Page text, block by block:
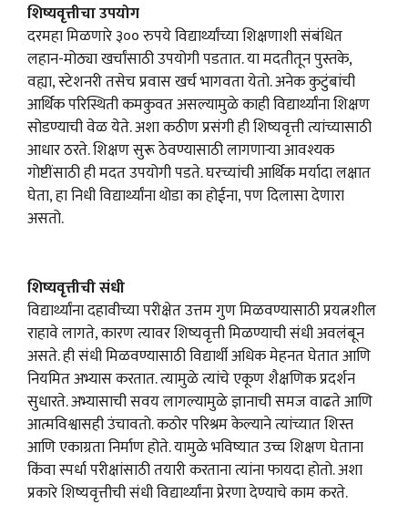
शिष्यवृत्तीचा उपयोग
दरमहा मिळणारे ३०० रुपये विद्यार्थ्यांच्या शिक्षणाशी संबंधित
लहान-मोठ्या खर्चांसाठी उपयोगी पडतात. या मदतीतून पुस्तके,
वह्या, स्टेशनरी तसेच प्रवास खर्च भागवता येतो. अनेक कुटुंबांची
आर्थिक परिस्थिती कमकुवत असल्यामुळे काही विद्यार्थ्यांना शिक्षण
सोडण्याची वेळ येते. अशा कठीण प्रसंगी ही शिष्यवृत्ती त्यांच्यासाठी
आधार ठरते. शिक्षण सुरू ठेवण्यासाठी लागणाऱ्या आवश्यक
गोष्टींसाठी ही मदत उपयोगी पडते. घरच्यांची आर्थिक मर्यादा लक्षात
घेता, हा निधी विद्यार्थ्यांना थोडा का होईना, पण दिलासा देणारा
असतो.
शिष्यवृत्तीची संधी
विद्यार्थ्यांना दहावीच्या परीक्षेत उत्तम गुण मिळवण्यासाठी प्रयत्नशील
राहावे लागते, कारण त्यावर शिष्यवृत्ती मिळण्याची संधी अवलंबून
असते. ही संधी मिळवण्यासाठी विद्यार्थी अधिक मेहनत घेतात आणि
नियमित अभ्यास करतात. त्यामुळे त्यांचे एकूण शैक्षणिक प्रदर्शन
सुधारते. अभ्यासाची सवय लागल्यामुळे ज्ञानाची समज वाढते आणि
आत्मविश्वासही उंचावतो. कठोर परिश्रम केल्याने त्यांच्यात शिस्त
आणि एकाग्रता निर्माण होते. यामुळे भविष्यात उच्च शिक्षण घेताना
किंवा स्पर्धा परीक्षांसाठी तयारी करताना त्यांना फायदा होतो. अशा
प्रकारे शिष्यवृत्तीची संधी विद्यार्थ्यांना प्रेरणा देण्याचे काम करते.